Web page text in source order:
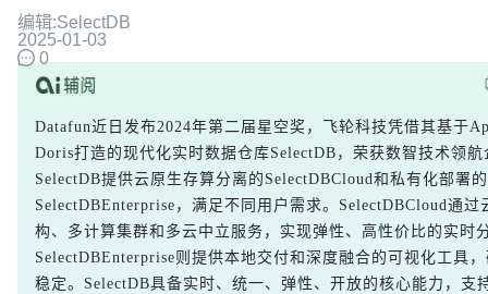
编辑:SelectDB
2025-01-03
0
Datafun近日发布2024年第二届星空奖，飞轮科技凭借其基于
Doris打造的现代化实时数据仓库SelectDB，荣获数智技术领航
SelectDB提供云原生存算分离的SelectDBCloud和私有化部署的
SelectDBEnterprise，满足不同用户需求。SelectDBCloud通过
构、多计算集群和多云中立服务，实现弹性、高性价比的实时
SelectDBEnterprise则提供本地交付和深度融合的可视化工具
稳定。SelectDB具备实时、统一、弹性、开放的核心能力，支